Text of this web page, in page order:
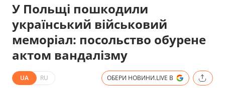
У Польщі пошкодили
український військовий
меморіал: посольство обурене
актом вандалізму
UA RU ОБЕРИ НОВИНИ.LIVE В